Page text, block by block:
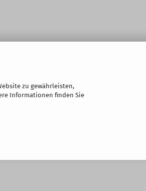
zu gewährleisten,
Informationen finden Sie